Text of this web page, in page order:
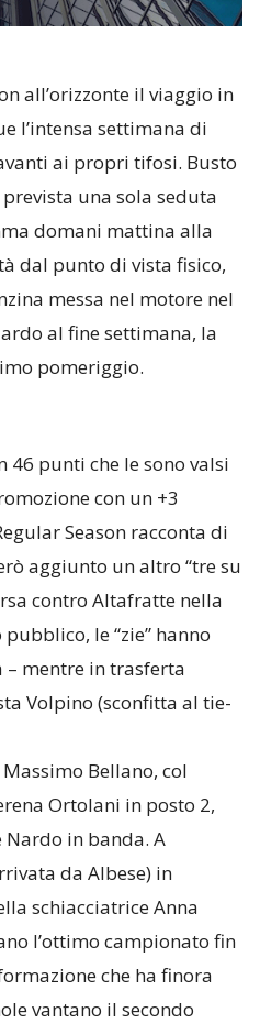
all’orizzonte il viaggio in
l’intensa settimana di
ai propri tifosi. Busto
una sola seduta
domani mattina alla
dal punto di vista fisico,
messa nel motore nel
al fine settimana, la
pomeriggio.
46 punti che le sono valsi
con un +3
Season racconta di
aggiunto un altro “tre su
contro Altafratte nella
le “zie” hanno
– mentre in trasferta
Volpino (sconfitta al tie-
Bellano, col
Ortolani in posto 2,
Nardo in banda. A
da Albese) in
schiacciatrice Anna
l’ottimo campionato fin
che ha finora
vantano il secondo